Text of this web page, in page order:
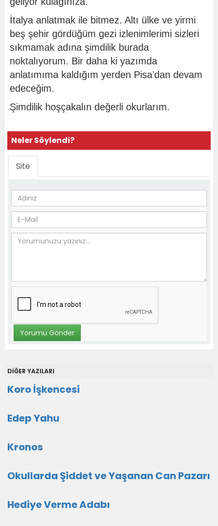
İtalya anlatmak ile bitmez. Altı ülke ve yirmi
beş şehir gördüğüm gezi izlenimlerimi sizleri
sıkmamak adına şimdilik burada
noktalıyorum. Bir daha ki yazımda
anlatımıma kaldığım yerden Pisa’dan devam
edeceğim.
Şimdilik hoşçakalın değerli okurlarım.
Neler Söylendi?
Site
DİĞER YAZILARI
Koro İşkencesi
Edep Yahu
Kronos
Okullarda Şiddet ve Yaşanan Can Pazarı
Hediye Verme Adabı